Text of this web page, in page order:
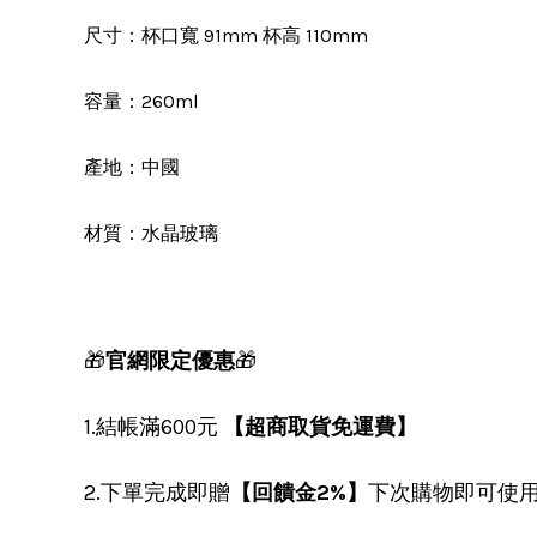
尺寸：杯口寬 91mm 杯高 110mm
容量：260ml
產地：中國
材質：水晶玻璃
🎁官網限定優惠🎁
1.結帳滿600元 【超商取貨免運費】
2.下單完成即贈 【回饋金2%】 下次購物即可使